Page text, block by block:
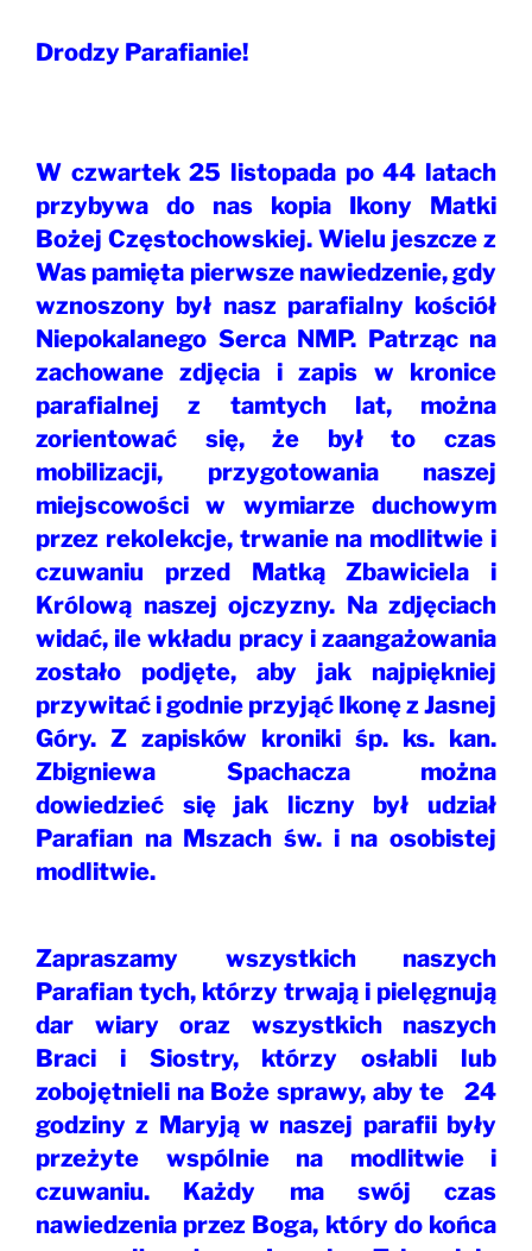
Drodzy Parafianie!
W czwartek 25 listopada po 44 latach
przybywa do nas kopia Ikony Matki
Bożej Częstochowskiej. Wielu jeszcze z
Was pamięta pierwsze nawiedzenie, gdy
wznoszony był nasz parafialny kościół
Niepokalanego Serca NMP. Patrząc na
zachowane zdjęcia i zapis w kronice
parafialnej z tamtych lat, można
zorientować się, że był to czas
mobilizacji, przygotowania naszej
miejscowości w wymiarze duchowym
przez rekolekcje, trwanie na modlitwie i
czuwaniu przed Matką Zbawiciela i
Królową naszej ojczyzny. Na zdjęciach
widać, ile wkładu pracy i zaangażowania
zostało podjęte, aby jak najpiękniej
przywitać i godnie przyjąć Ikonę z Jasnej
Góry. Z zapisków kroniki śp. ks. kan.
Zbigniewa Spachacza można
dowiedzieć się jak liczny był udział
Parafian na Mszach św. i na osobistej
modlitwie.
Zapraszamy wszystkich naszych
Parafian tych, którzy trwają i pielęgnują
dar wiary oraz wszystkich naszych
Braci i Siostry, którzy osłabli lub
zobojętnieli na Boże sprawy, aby te 24
godziny z Maryją w naszej parafii były
przeżyte wspólnie na modlitwie i
czuwaniu. Każdy ma swój czas
nawiedzenia przez Boga, który do końca